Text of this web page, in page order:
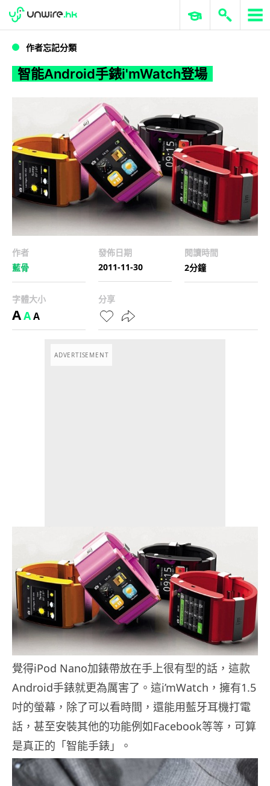
智能Android手錶i'mWatch登場
WWDC 2026 ERP 與商業 AI
作者忘記分類
智能Android手錶i'mWatch登場
作者
藍骨
發佈日期
2011-11-30
閱讀時間
2分鐘
字體大小
AAA
分享
ADVERTISEMENT
覺得iPod Nano加錶帶放在手上很有型的話，這款
Android手錶就更為厲害了。這i’mWatch，擁有1.5
吋的螢幕，除了可以看時間，還能用藍牙耳機打電
話，甚至安裝其他的功能例如Facebook等等，可算
是真正的「智能手錶」。